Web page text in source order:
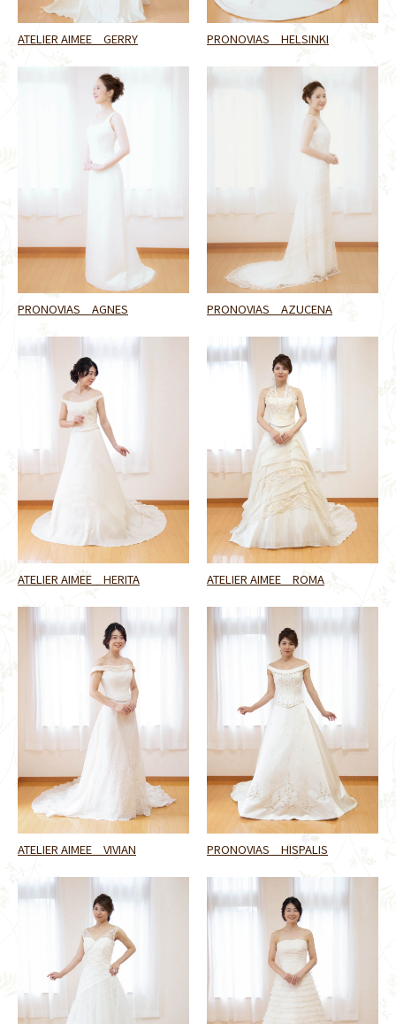
ATELIER AIMEE GERRY PRONOVIAS HELSINKI
PRONOVIAS AGNES PRONOVIAS AZUCENA
ATELIER AIMEE HERITA ATELIER AIMEE ROMA
ATELIER AIMEE VIVIAN PRONOVIAS HISPALIS